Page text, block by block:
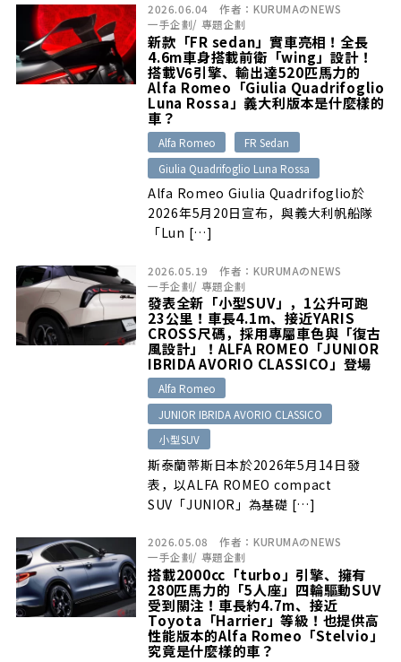
年重新回歸的台灣市場來說，更是讓國內
消費者首度接觸、感受品牌義式魅力的最
佳敲門磚……
2026.06.04 作者： KURUMAのNEWS
一手企劃/ 專題企劃
新款「FR sedan」實車亮相！全長
4.6m車身搭載前衛「wing」設計！
搭載V6引擎、輸出達520匹馬力的
Alfa Romeo「Giulia Quadrifoglio
Luna Rossa」義大利版本是什麼樣的
車？
Alfa Romeo
FR Sedan
Giulia Quadrifoglio Luna Rossa
Alfa Romeo Giulia Quadrifoglio於
2026年5月20日宣布，與義大利帆船隊
「Lun […]
2026.05.19 作者： KURUMAのNEWS
一手企劃/ 專題企劃
發表全新「小型SUV」，1公升可跑
23公里！車長4.1m、接近YARIS
CROSS尺碼，採用專屬車色與「復古
風設計」！ALFA ROMEO「JUNIOR
IBRIDA AVORIO CLASSICO」登場
Alfa Romeo
JUNIOR IBRIDA AVORIO CLASSICO
小型SUV
斯泰蘭蒂斯日本於2026年5月14日發
表，以ALFA ROMEO compact
SUV「JUNIOR」為基礎 […]
2026.05.08 作者： KURUMAのNEWS
一手企劃/ 專題企劃
搭載2000cc「turbo」引擎、擁有
280匹馬力的「5人座」四輪驅動SUV
受到關注！車長約4.7m、接近
Toyota「Harrier」等級！也提供高
性能版本的Alfa Romeo「Stelvio」
究竟是什麼樣的車？